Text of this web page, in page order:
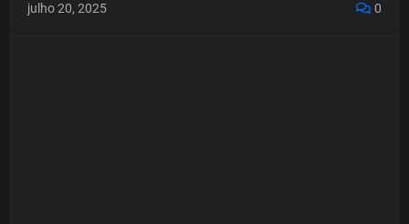
julho 20, 2025 0